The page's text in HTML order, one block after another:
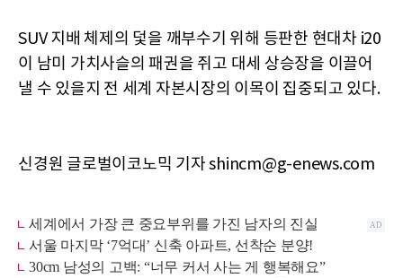
SUV 지배 체제의 덫을 깨부수기 위해 등판한 현대차 i20
이 남미 가치사슬의 패권을 쥐고 대세 상승장을 이끌어
낼 수 있을지 전 세계 자본시장의 이목이 집중되고 있다.
신경원 글로벌이코노믹 기자 shincm@g-enews.com